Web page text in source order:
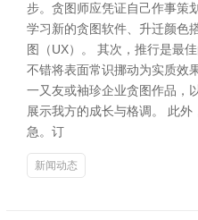
步。贪图师应凭证自己作事策
学习新的贪图软件、升迁颜色
图（UX）。 其次，推行是最
不错将表面常识挪动为实质效
一又友或袖珍企业贪图作品，
展示我方的成长与格调。 此
急。订
新闻动态